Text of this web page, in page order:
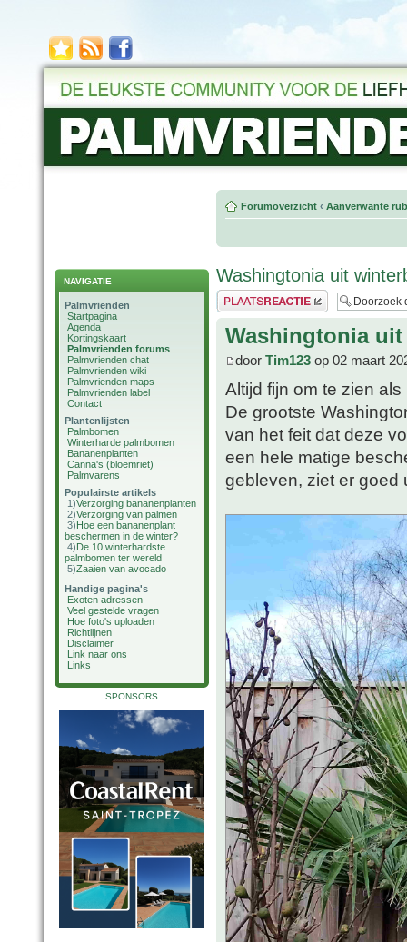
NAVIGATIE
Palmvrienden
Startpagina
Agenda
Kortingskaart
Palmvrienden forums
Palmvrienden chat
Palmvrienden wiki
Palmvrienden maps
Palmvrienden label
Contact
Plantenlijsten
Palmbomen
Winterharde palmbomen
Bananenplanten
Canna's (bloemriet)
Palmvarens
Populairste artikels
1)Verzorging bananenplanten
2)Verzorging van palmen
3)Hoe een bananenplant
beschermen in de winter?
4)De 10 winterhardste
palmbomen ter wereld
5)Zaaien van avocado
Handige pagina's
Exoten adressen
Veel gestelde vragen
Hoe foto's uploaden
Richtlijnen
Disclaimer
Link naar ons
Links
SPONSORS
Forumoverzicht ‹ Aanverwante
Washingtonia uit
Plaats een reactie
Washingtonia
door Tim123 op 02 maart
Altijd fijn om te zien
De grootste
van het feit dat deze
een hele matige
gebleven, ziet er goed